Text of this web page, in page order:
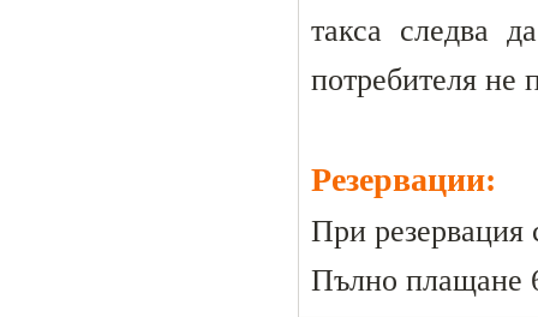
такса следва
потребителя не
Резервации:
При резервация
Пълно плащане